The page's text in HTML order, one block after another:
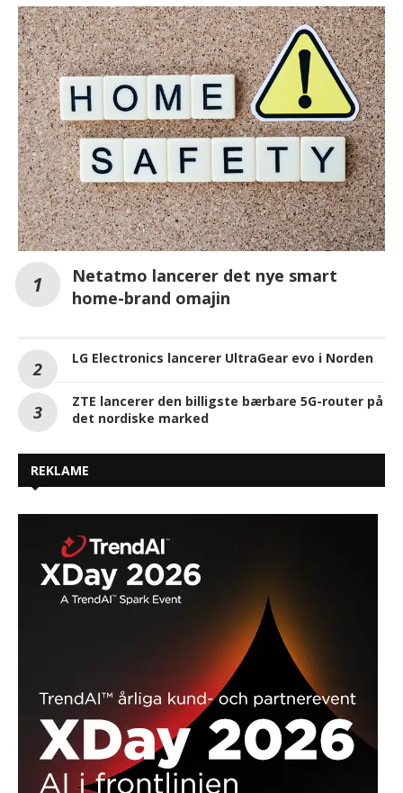
Netatmo lancerer det nye smart
home-brand omajin
LG Electronics lancerer UltraGear evo i Norden
ZTE lancerer den billigste bærbare 5G-router på
det nordiske marked
REKLAME